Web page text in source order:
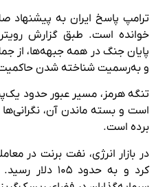
ترامپ پاسخ ایران به پیشنهاد
خوانده است. طبق گزارش
پایان جنگ در همه جبهه‌ها، از
و به‌رسمیت شناخته شدن
تنگه هرمز، مسیر عبور حدود
است و بسته ماندن آن، نگرانی‌ها
برده است.
کرد و به حدود